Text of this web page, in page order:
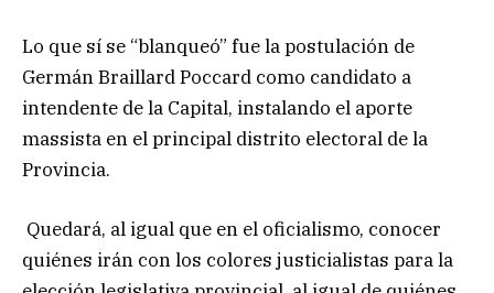
Lo que sí se “blanqueó” fue la postulación de
Germán Braillard Poccard como candidato a
intendente de la Capital, instalando el aporte
massista en el principal distrito electoral de la
Provincia.
Quedará, al igual que en el oficialismo, conocer
quiénes irán con los colores justicialistas para la